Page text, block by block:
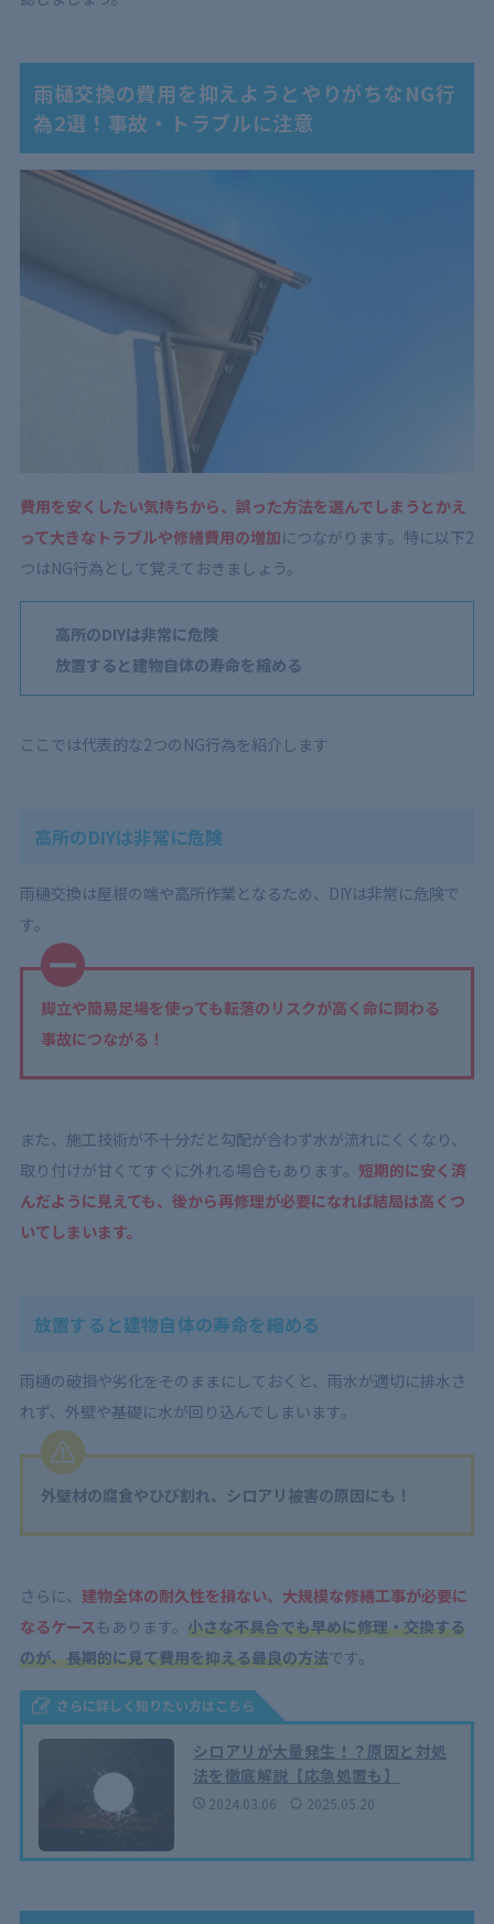
雨樋交換の費用を抑えようとやりがちなNG行
為2選！事故・トラブルに注意
費用を安くしたい気持ちから、誤った方法を選んでしまうとかえ
って大きなトラブルや修繕費用の増加につながります。特に以下2
つはNG行為として覚えておきましょう。
高所のDIYは非常に危険
放置すると建物自体の寿命を縮める
ここでは代表的な2つのNG行為を紹介します
高所のDIYは非常に危険
雨樋交換は屋根の端や高所作業となるため、DIYは非常に危険で
す。
脚立や簡易足場を使っても転落のリスクが高く命に関わる
事故につながる！
また、施工技術が不十分だと勾配が合わず水が流れにくくなり、
取り付けが甘くてすぐに外れる場合もあります。 短期的に安く済
んだように見えても、後から再修理が必要になれば結局は高くつ
いてしまいます。
放置すると建物自体の寿命を縮める
雨樋の破損や劣化をそのままにしておくと、雨水が適切に排水さ
れず、外壁や基礎に水が回り込んでしまいます。
外壁材の腐食やひび割れ、シロアリ被害の原因にも！
さらに、 建物全体の耐久性を損ない、大規模な修繕工事が必要に
なるケースもあります。 小さな不具合でも早めに修理・交換する
のが、長期的に見て費用を抑える最良の方法です。
さらに詳しく知りたい方はこちら
シロアリが大量発生！？原因と対処
法を徹底解説【応急処置も】
2024.03.06 2025.05.20